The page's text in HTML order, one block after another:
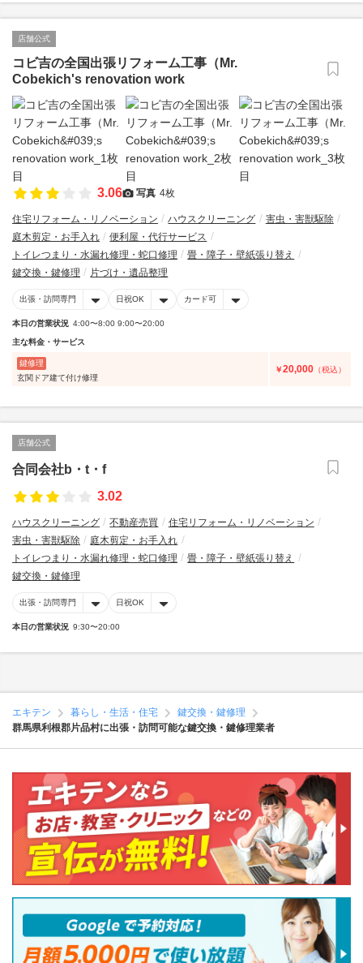
店舗公式
コビ吉の全国出張リフォーム工事（Mr.
Cobekich's renovation work
3.06 写真 4枚
住宅リフォーム・リノベーション ハウスクリーニング
害虫・害獣駆除
庭木剪定・お手入れ
便利屋・代行サービス
トイレつまり・水漏れ修理・蛇口修理
畳・障子・壁紙張り替え
鍵交換・鍵修理
片づけ・遺品整理
出張・訪問専門 日祝OK カード可
本日の営業状況 4:00〜8:00 9:00〜20:00
主な料金・サービス
鍵修理
玄関ドア建て付け修理
￥20,000 （税込）
店舗公式
合同会社b・t・f
3.02
ハウスクリーニング 不動産売買
住宅リフォーム・リノベーション
害虫・害獣駆除
庭木剪定・お手入れ
トイレつまり・水漏れ修理・蛇口修理
畳・障子・壁紙張り替え
鍵交換・鍵修理
出張・訪問専門 日祝OK
本日の営業状況 9:30〜20:00
エキテン 暮らし・生活・住宅
鍵交換・鍵修理
群馬県利根郡片品村に出張・訪問可能な鍵交換・鍵修理業者